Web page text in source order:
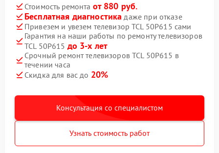
Стоимость ремонта от 880 руб.
Бесплатная диагностика даже при отказе
Привезем и увезем телевизор TCL 50P615 сами
Гарантия на наши работы по ремонту телевизоров
TCL 50P615 до 3-х лет
Срочный ремонт телевизоров TCL 50P615 в
течении часа
Скидка для вас до 20%
Консультация со специалистом
Узнать стоимость работ